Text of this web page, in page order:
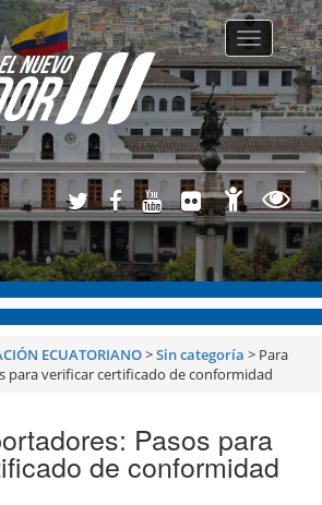
Toggle
ECUATORIANO>Sin categoría > Para
para verificar certificado de conformidad
Pasos para
de conformidad